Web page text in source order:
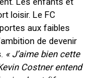
loisir. Le FC
aux faibles
de devenir
« J’aime bien cette
Costner entend